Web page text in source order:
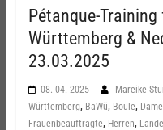
Pétanque-
Württemberg &
23.03.2025
08. 04. 2025 Mareike
Württemberg, BaWü, Boule,
Frauenbeauftragte, Herren,